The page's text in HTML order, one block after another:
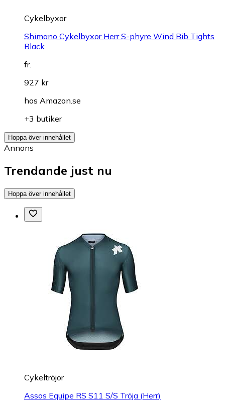
Cykelbyxor
Shimano Cykelbyxor Herr S-phyre Wind Bib Tights
Black
fr.
927 kr
hos Amazon.se
+3 butiker
Hoppa över innehållet
Annons
Trendande just nu
Hoppa över innehållet
Cykeltröjor
Assos Equipe RS S11 S/S Tröja (Herr)